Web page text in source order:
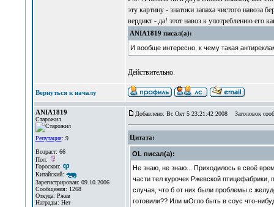
эту картину - знатоки запаха чистого навоза
вердикт - да! этот навоз к употреблению его
ANIA1819 писал(а):
И вообще интересно, к чему такая
Действительно.
Вернуться к началу
ANIA1819
Старожил
Репутация: 9
Возраст: 66
Пол:
Гороскоп:
Китайский:
Зарегистрирован: 09.10.2006
Сообщения: 1268
Откуда: Ржев
Награды: Нет
Добавлено: Вс Окт 5 23:21:42 2008 Заголовок
Цитата:
OL писал(а):
Не знаю, не знаю... Приходилось в своё
части тел курочек Ржевской
случая, что б от них были проблемы с
готовили?? Или мОгло быть в соус что-